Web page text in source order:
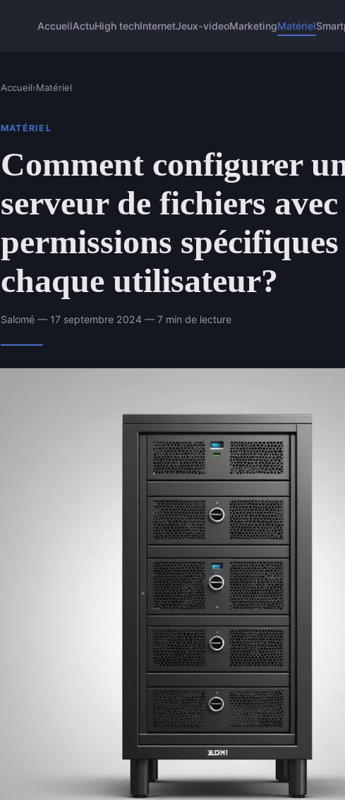
AccueilActuHigh techInternetJeux-videoMarketingMatériel
Accueil›Matériel
MATÉRIEL
Comment configurer
serveur de fichiers avec
permissions
chaque utilisateur?
Salomé — 17 septembre 2024 — 7 min de lecture